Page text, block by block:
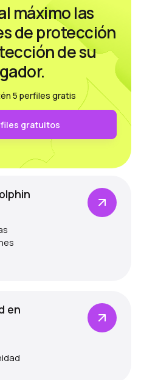
máximo las
de protección
de su
5 perfiles gratis
gratuitos
en